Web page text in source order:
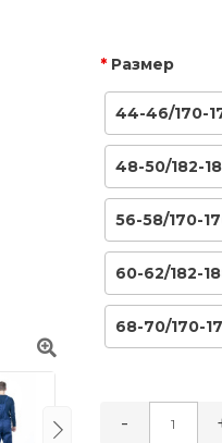
Размер
44-46/170-
48-50/182-
56-58/170-
60-62/182-
68-70/170-
-